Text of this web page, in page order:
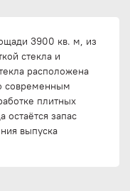
3900 кв. м, из
стекла и
расположена
современным
плитных
остаётся запас
выпуска